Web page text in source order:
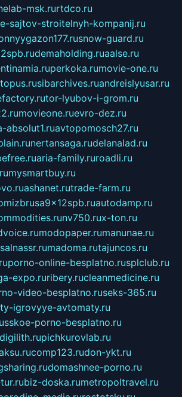
msk.rurtdco.ru
sajtov-stroitelnyh-kompanij.ru
snow-guard.ru
demaholding.ruaalse.ru
perkoka.rumovie-one.ru
sibarchives.ruandreislyusar.ru
tor-lyubov-i-grom.ru
movieone.ruevro-dez.ru
absolut1.ruavtopomosch27.ru
nertansaga.rudelanalad.ru
aria-family.ruroadli.ru
mysmartbuy.ru
ashanet.rutrade-farm.ru
autodamp.ru
nv750.rux-ton.ru
modopaper.rumanunae.ru
madoma.rutajuncos.ru
porno-online-besplatno.rusplclub.ru
expo.ruribery.rucleanmedicine.ru
video-besplatno.ruseks-365.ru
igrovyye-avtomaty.ru
porno-besplatno.ru
digilith.rupichkurovlab.ru
comp123.rudon-ykt.ru
domashnee-porno.ru
biz-doska.rumetropoltravel.ru